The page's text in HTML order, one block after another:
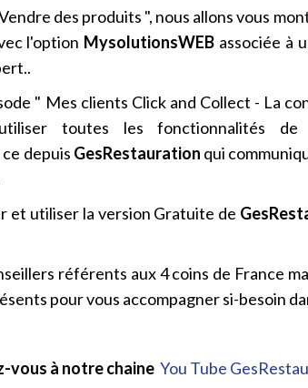
des produits ", nous allons vous
l'option MysolutionsWEB associée à
" Mes clients Click and Collect - La
utiliser toutes les fonctionnalités
depuis GesRestauration qui
et utiliser la version Gratuite de
référents aux 4 coins de France
pour vous accompagner si-besoin
vous à notre chaine You Tube